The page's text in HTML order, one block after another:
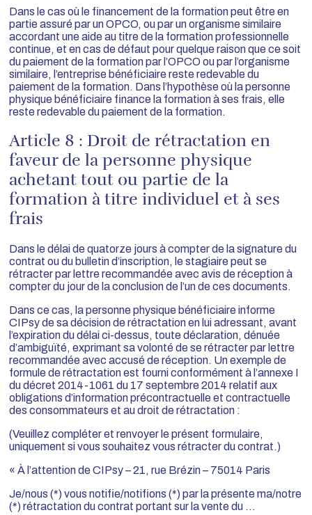
Dans le cas où le financement de la formation peut être en
partie assuré par un OPCO, ou par un organisme similaire
accordant une aide au titre de la formation professionnelle
continue, et en cas de défaut pour quelque raison que ce soit
du paiement de la formation par l’OPCO ou par l’organisme
similaire, l’entreprise bénéficiaire reste redevable du
paiement de la formation. Dans l’hypothèse où la personne
physique bénéficiaire finance la formation à ses frais, elle
reste redevable du paiement de la formation.
Article 8 : Droit de rétractation en
faveur de la personne physique
achetant tout ou partie de la
formation à titre individuel et à ses
frais
Dans le délai de quatorze jours à compter de la signature du
contrat ou du bulletin d’inscription, le stagiaire peut se
rétracter par lettre recommandée avec avis de réception à
compter du jour de la conclusion de l’un de ces documents.
Dans ce cas, la personne physique bénéficiaire informe
CIPsy de sa décision de rétractation en lui adressant, avant
l’expiration du délai ci-dessus, toute déclaration, dénuée
d’ambiguïté, exprimant sa volonté de se rétracter par lettre
recommandée avec accusé de réception. Un exemple de
formule de rétractation est fourni conformément à l’annexe I
du décret 2014-1061 du 17 septembre 2014 relatif aux
obligations d’information précontractuelle et contractuelle
des consommateurs et au droit de rétractation :
(Veuillez compléter et renvoyer le présent formulaire,
uniquement si vous souhaitez vous rétracter du contrat.)
« À l’attention de CIPsy – 21, rue Brézin – 75014 Paris
Je/nous (*) vous notifie/notifions (*) par la présente ma/notre
(*) rétractation du contrat portant sur la vente du …